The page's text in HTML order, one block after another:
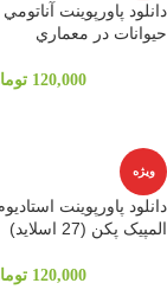
دانلود پاورپوینت
حيوانات در معماري
120,000
ویژه
دانلود پاورپوینت
المپیک پکن (27 اسلاید)
120,000